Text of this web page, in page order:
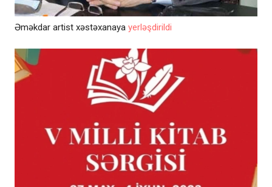
Əməkdar artist xəstəxanaya yerləşdirildi